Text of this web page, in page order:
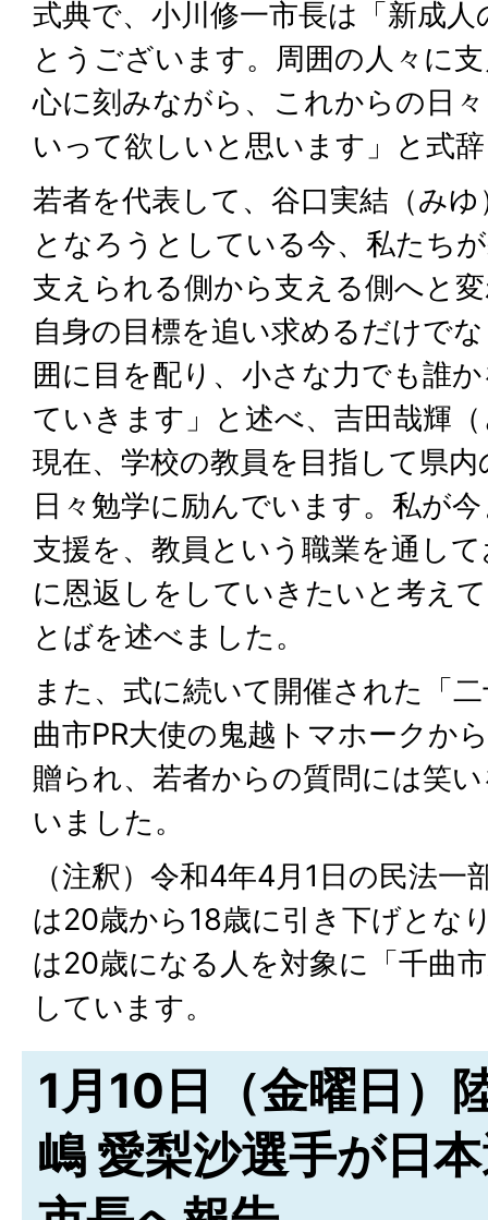
式典で、小川修一市長は「新成
とうございます。周囲の人々に
心に刻みながら、これからの日
いって欲しいと思います」と式
若者を代表して、谷口実結（み
となろうとしている今、私たち
支えられる側から支える側へと
自身の目標を追い求めるだけで
囲に目を配り、小さな力でも誰
ていきます」と述べ、吉田哉輝
現在、学校の教員を目指して県
日々勉学に励んでいます。私が
支援を、教員という職業を通し
に恩返しをしていきたいと考え
とばを述べました。
また、式に続いて開催された「
曲市PR大使の鬼越トマホークか
贈られ、若者からの質問には笑
いました。
（注釈）令和4年4月1日の民法
は20歳から18歳に引き下げとな
は20歳になる人を対象に「千曲
しています。
1月10日（金曜日）
嶋 愛梨沙選手が日